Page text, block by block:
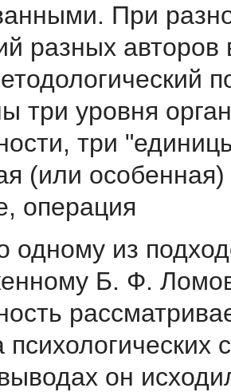
При
разных
три уровня
три
(или
операция
одному из
Б. Ф.
психологических
он